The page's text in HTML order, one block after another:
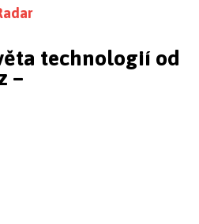
technologií od
–